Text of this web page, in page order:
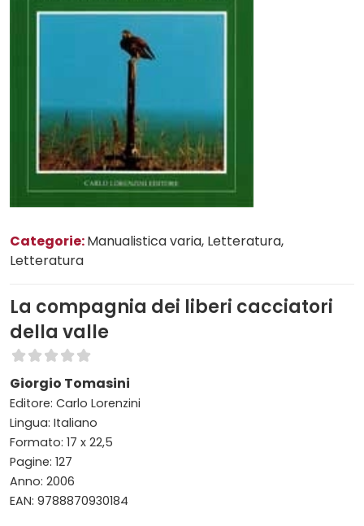
Categorie:Manualistica varia, Letteratura,
Letteratura
La compagnia dei liberi cacciatori
della valle
Giorgio Tomasini
Editore: Carlo Lorenzini
Lingua: Italiano
Formato: 17 x 22,5
Pagine: 127
Anno: 2006
EAN: 9788870930184